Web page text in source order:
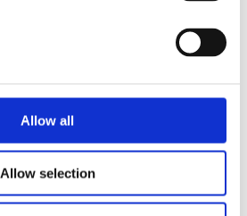
Allow all
Allow selection
el precio?